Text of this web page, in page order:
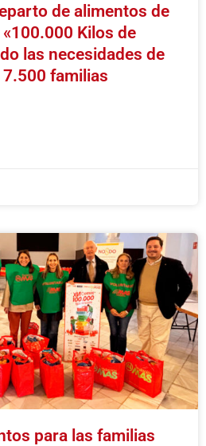
de alimentos de
«100.000 Kilos de
las necesidades de
familias
para las familias